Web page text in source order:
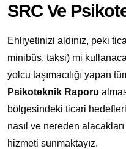
SRC Ve
Ehliyetinizi aldınız, peki
minibüs, taksi) mi
yolcu taşımacılığı yapan
Psikoteknik Raporu
bölgesindeki ticari
nasıl ve nereden
hizmeti sunmaktayız.